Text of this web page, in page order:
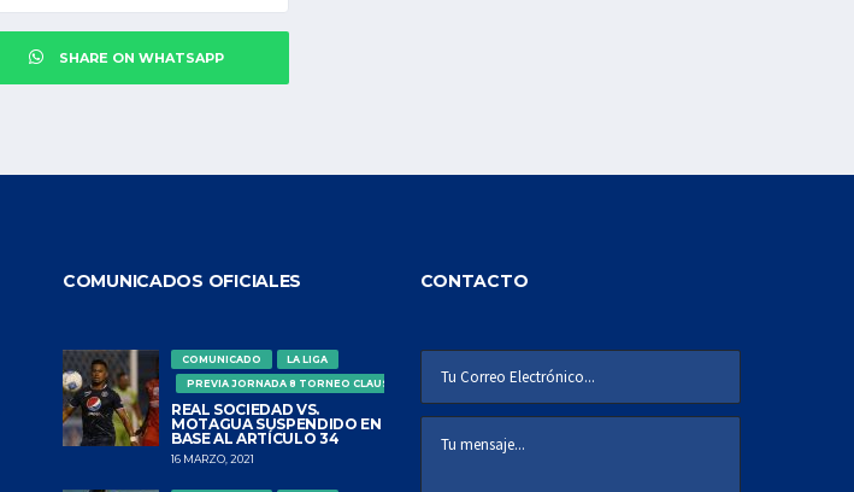
SHARE ON WHATSAPP
COMUNICADOS OFICIALES
COMUNICADO
LA LIGA
PREVIA JORNADA 8 TORNEO CLAUSURA
REAL SOCIEDAD VS.
MOTAGUA SUSPENDIDO EN
BASE AL ARTÍCULO 34
16 MARZO, 2021
CONTACTO